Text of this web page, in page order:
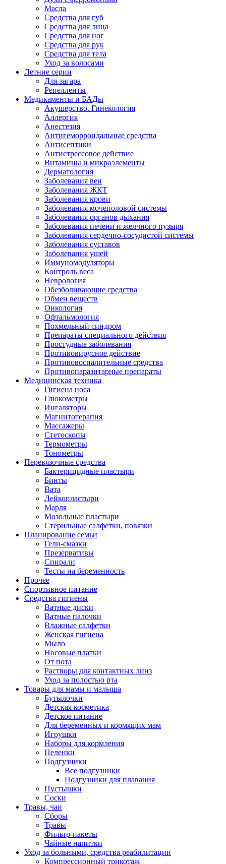
Масла
Средства для губ
Средства для лица
Средства для ног
Средства для рук
Средства для тела
Уход за волосами
Летние серии
Для загара
Репелленты
Медикаменты и БАДы
Акушерство. Гинекология
Аллергия
Анестезия
Антигеморроидальные средства
Антисептики
Антистрессовое действие
Витамины и микроэлементы
Дерматология
Заболевания вен
Заболевания ЖКТ
Заболевания крови
Заболевания мочеполовой системы
Заболевания органов дыхания
Заболевания печени и желчного пузыря
Заболевания сердечно-сосудистой системы
Заболевания суставов
Заболевания ушей
Иммуномодуляторы
Контроль веса
Неврология
Обезболивающие средства
Обмен веществ
Онкология
Офтальмология
Похмельный синдром
Препараты специального действия
Простудные заболевания
Противовирусное действие
Противовоспалительные средства
Противопаразитарные препараты
Медицинская техника
Гигиена носа
Глюкометры
Ингаляторы
Магнитотерапия
Массажеры
Стетоскопы
Термометры
Тонометры
Перевязочные средства
Бактерицидные пластыри
Бинты
Вата
Лейкопластыри
Марля
Мозольные пластыри
Стерильные салфетки, повязки
Планирование семьи
Гели-смазки
Презервативы
Спирали
Тесты на беременность
Прочее
Спортивное питание
Средства гигиены
Ватные диски
Ватные палочки
Влажные салфетки
Женская гигиена
Мыло
Носовые платки
От пота
Растворы для контактных линз
Уход за полостью рта
Товары для мамы и малыша
Бутылочки
Детская косметика
Детское питание
Для беременных и кормящих мам
Игрушки
Наборы для кормления
Пеленки
Подгузники
Все подгузники
Подгузники для плавания
Пустышки
Соски
Травы, чаи
Сборы
Травы
Фильтр-пакеты
Чайные напитки
Уход за больными, средства реабилитации
Компрессионный трикотаж